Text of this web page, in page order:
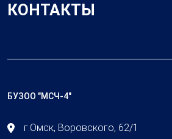
КОНТАКТЫ
БУЗОО "МСЧ-4"
г.Омск, Воровского, 62/1